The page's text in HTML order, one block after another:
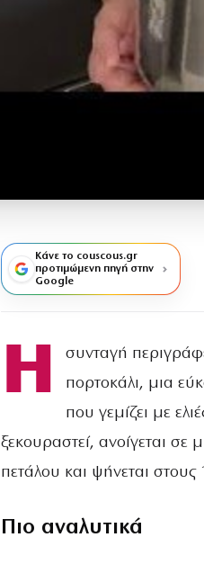
Κάνε το couscous.gr
προτιμώμενη πηγή στην
Google
Η
συνταγή
πορτοκάλι, μια
που γεμίζει με
ξεκουραστεί, ανοίγεται σε
πετάλου και ψήνεται
Πιο αναλυτικά